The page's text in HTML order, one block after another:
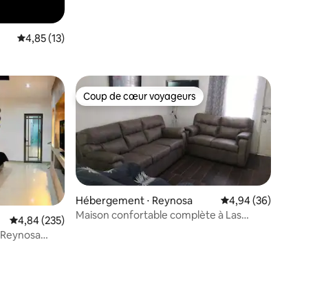
Évaluation moyenne sur la base de 13 commentaires : 4,85 sur 5
4,85 (13)
Évaluation moyenne sur la base de 235 commentaires : 4,84 sur 5
4,84 (235)
Coup de cœur voyageurs
Coup de cœur voyageurs
Hébergement ⋅ Reynosa Évaluation moyenne
4,94 (36)
Maison confortable complète à Las